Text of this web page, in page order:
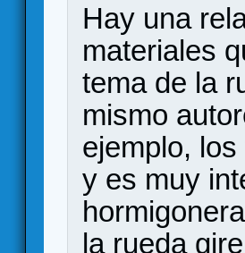
Hay una
materiales
tema de la
mismo
ejemplo,
y es muy
la rueda